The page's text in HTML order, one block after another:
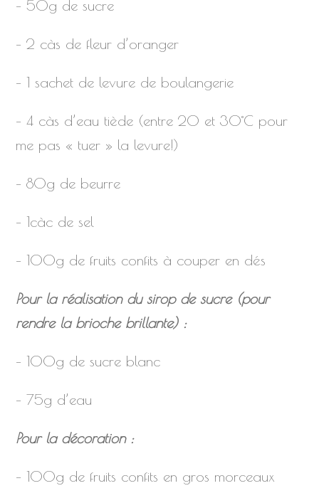
– 50g de sucre
– 2 càs de fleur d’oranger
– 1 sachet de levure de boulangerie
– 4 càs d’eau tiède (entre 20 et 30°C pour
me pas « tuer » la levure!)
– 80g de beurre
– 1càc de sel
– 100g de fruits confits à couper en dés
Pour la réalisation du sirop de sucre (pour
rendre la brioche brillante) :
– 100g de sucre blanc
– 75g d’eau
Pour la décoration :
– 100g de fruits confits en gros morceaux